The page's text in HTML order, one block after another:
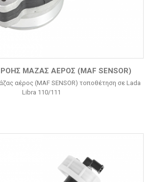
ΜΆΖΑΣ ΑΈΡΟΣ (MAF SENSOR)
αέρος (MAF SENSOR) τοποθέτηση σε Lada
Libra 110/111